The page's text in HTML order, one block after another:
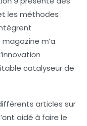
les méthodes
m’a
catalyseur de
articles sur
aidé à faire le